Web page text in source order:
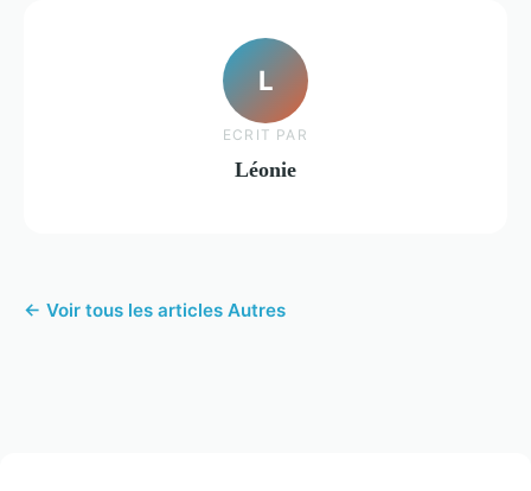
L
ECRIT PAR
Léonie
← Voir tous les articles Autres